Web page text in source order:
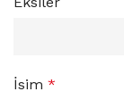
İsim *